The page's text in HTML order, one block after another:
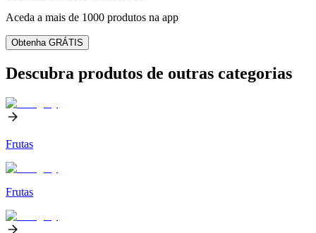
Aceda a mais de 1000 produtos na app
Obtenha GRÁTIS
Descubra produtos de outras categorias
Frutas
Frutas